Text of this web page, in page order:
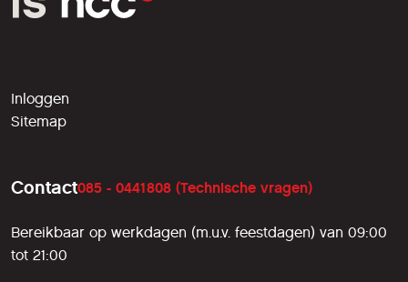
Inloggen
Sitemap
Contact085 - 0441808 (Technische vragen)
Bereikbaar op werkdagen (m.u.v. feestdagen) van 09:00
tot 21:00